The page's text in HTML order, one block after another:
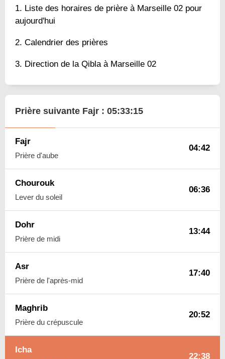
Liste des horaires de prière à Marseille 02 pour
aujourd'hui
Calendrier des prières
Direction de la Qibla à Marseille 02
Prière suivante Fajr : 05:33:14
Fajr
Prière d'aube
04:42
Chourouk
Lever du soleil
06:36
Dohr
Prière de midi
13:44
Asr
Prière de l'après-mid
17:40
Maghrib
Prière du crépuscule
20:52
Icha
22:38